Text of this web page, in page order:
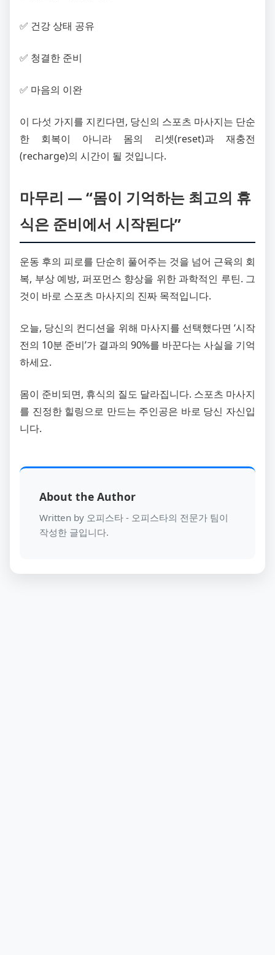
✅ 건강 상태 공유
✅ 청결한 준비
✅ 마음의 이완
이 다섯 가지를 지킨다면, 당신의 스포츠 마사지는 단순
한 회복이 아니라 몸의 리셋(reset)과 재충전
(recharge)의 시간이 될 것입니다.
마무리 — “몸이 기억하는 최고의 휴
식은 준비에서 시작된다”
운동 후의 피로를 단순히 풀어주는 것을 넘어 근육의 회
복, 부상 예방, 퍼포먼스 향상을 위한 과학적인 루틴. 그
것이 바로 스포츠 마사지의 진짜 목적입니다.
오늘, 당신의 컨디션을 위해 마사지를 선택했다면 ‘시작
전의 10분 준비’가 결과의 90%를 바꾼다는 사실을 기억
하세요.
몸이 준비되면, 휴식의 질도 달라집니다. 스포츠 마사지
를 진정한 힐링으로 만드는 주인공은 바로 당신 자신입
니다.
About the Author
Written by 오피스타 - 오피스타의 전문가 팀이
작성한 글입니다.